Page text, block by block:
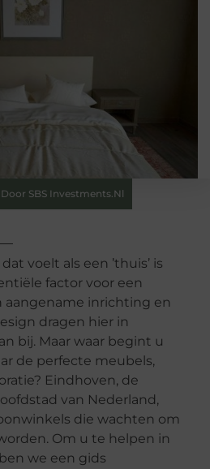
SBS Investments.nl
voelt als een ’thuis’ is
factor voor een
aangename inrichting en
dragen hier in
bij. Maar waar begint u
de perfecte meubels,
Eindhoven, de
van Nederland,
die wachten om
Om u te helpen in
we een gids